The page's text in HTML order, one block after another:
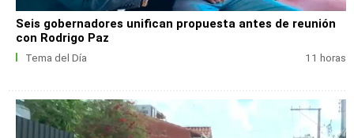
Seis gobernadores unifican propuesta antes de reunión
con Rodrigo Paz
Tema del Día 11 horas